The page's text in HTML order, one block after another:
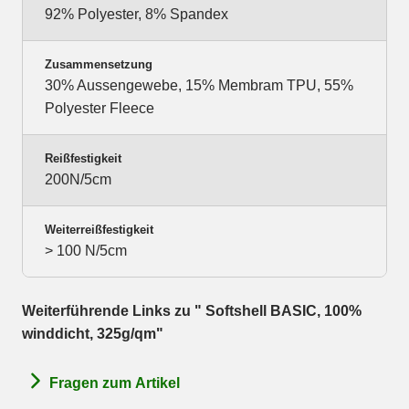
92% Polyester, 8% Spandex
Zusammensetzung
30% Aussengewebe, 15% Membram TPU, 55%
Polyester Fleece
Reißfestigkeit
200N/5cm
Weiterreißfestigkeit
> 100 N/5cm
Weiterführende Links zu " Softshell BASIC, 100%
winddicht, 325g/qm"
Fragen zum Artikel